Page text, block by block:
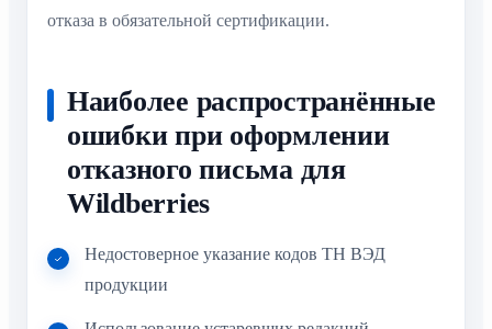
отказа в обязательной сертификации.
Наиболее распространённые
ошибки при оформлении
отказного письма для
Wildberries
Недостоверное указание кодов ТН ВЭД
продукции